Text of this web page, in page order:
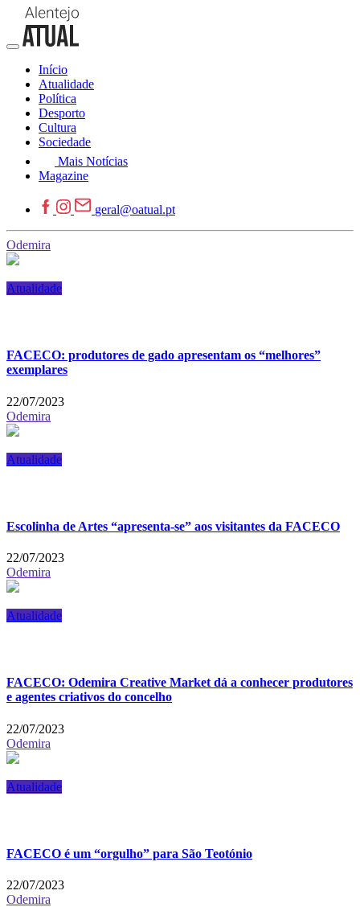
Início
Atualidade
Política
Desporto
Cultura
Sociedade
Mais Notícias
Magazine
geral@oatual.pt
Odemira
Atualidade
FACECO: produtores de gado apresentam os “melhores”
exemplares
22/07/2023
Odemira
Atualidade
Escolinha de Artes “apresenta-se” aos visitantes da FACECO
22/07/2023
Odemira
Atualidade
FACECO: Odemira Creative Market dá a conhecer produtores
e agentes criativos do concelho
22/07/2023
Odemira
Atualidade
FACECO é um “orgulho” para São Teotónio
22/07/2023
Odemira